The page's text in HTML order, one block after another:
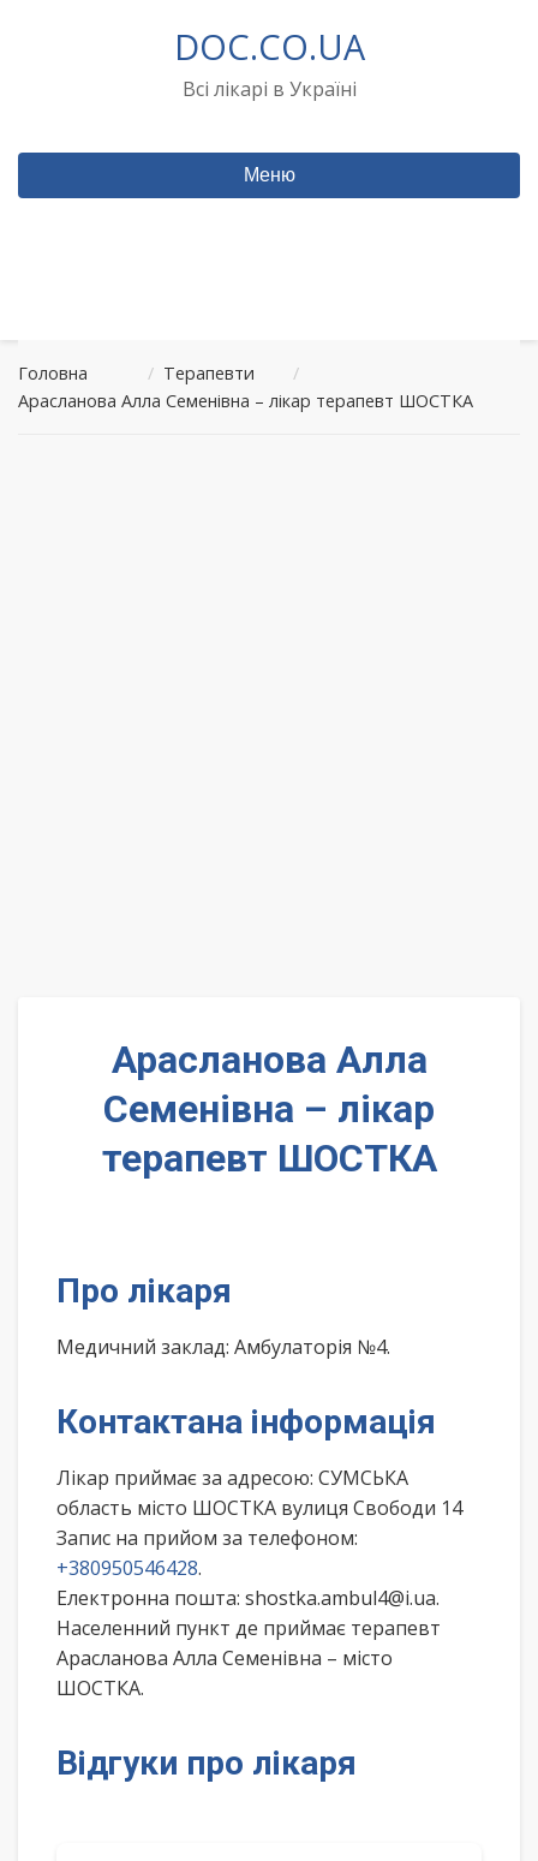
DOC.CO.UA
Всі лікарі в Україні
Меню
Головна / Терапевти
/
Арасланова Алла Семенівна – лікар терапевт ШОСТКА
Арасланова Алла
Семенівна – лікар
терапевт ШОСТКА
Про лікаря
Медичний заклад: Амбулаторія №4.
Контактана інформація
Лікар приймає за адресою: СУМСЬКА
область місто ШОСТКА вулиця Свободи 14
Запис на прийом за телефоном:
+380950546428.
Електронна пошта: shostka.ambul4@i.ua.
Населенний пункт де приймає терапевт
Арасланова Алла Семенівна – місто
ШОСТКА.
Відгуки про лікаря